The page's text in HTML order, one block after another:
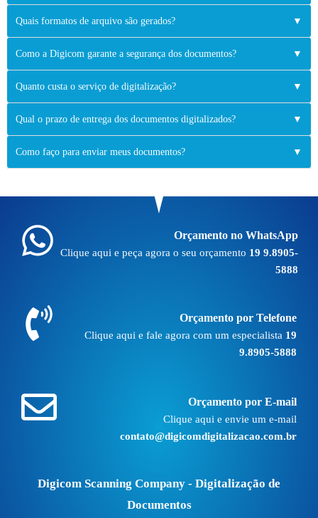
Quais formatos de arquivo são gerados? ▼
Como a Digicom garante a segurança dos documentos? ▼
Quanto custa o serviço de digitalização? ▼
Qual o prazo de entrega dos documentos digitalizados? ▼
Como faço para enviar meus documentos? ▼
Orçamento no WhatsApp
Clique aqui e peça agora o seu orçamento 19 9.8905-
5888
Orçamento por Telefone
Clique aqui e fale agora com um especialista 19
9.8905-5888
Orçamento por E-mail
Clique aqui e envie um e-mail
contato@digicomdigitalizacao.com.br
Digicom Scanning Company - Digitalização de
Documentos